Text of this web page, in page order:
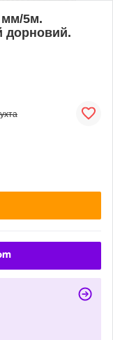
мм/5м.
дорновий.